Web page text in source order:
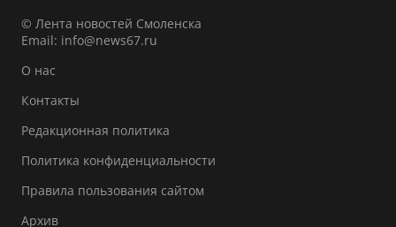
© Лента новостей Смоленска
Email: info@news67.ru
О нас
Контакты
Редакционная политика
Политика конфиденциальности
Правила пользования сайтом
Архив